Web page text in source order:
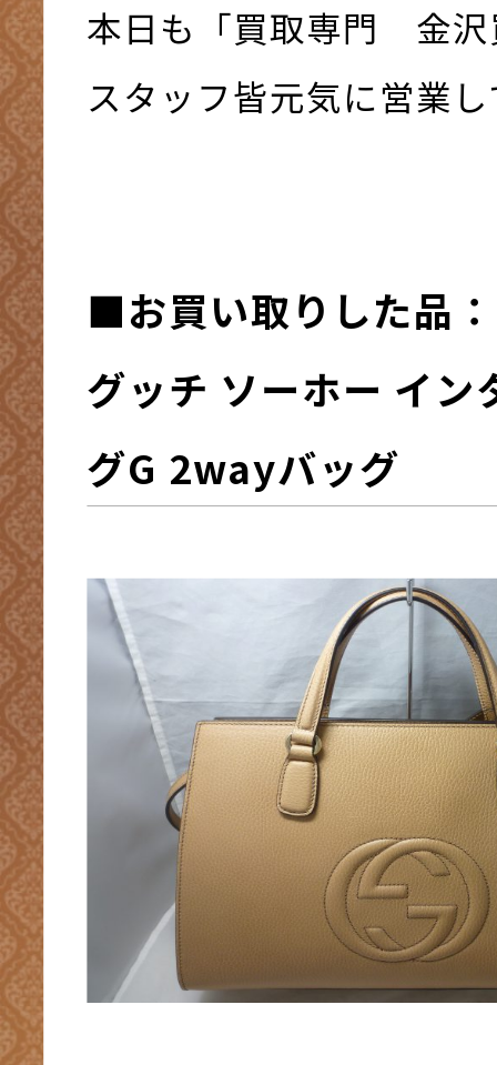
本日も「買取専門 金沢
スタッフ皆元気に営業
■お買い取りした品
グッチ ソーホー イン
グG 2wayバッグ